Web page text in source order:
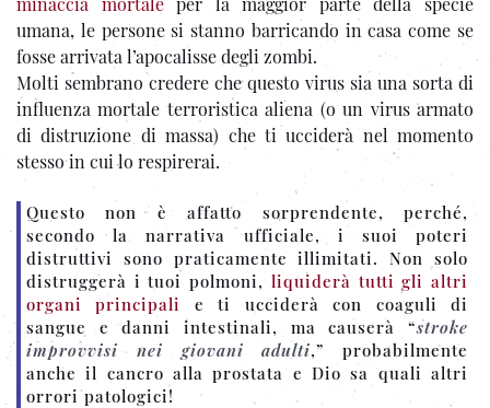
umana, le persone si stanno barricando in casa come se
fosse arrivata l’apocalisse degli zombi.
Molti sembrano credere che questo virus sia una sorta di
influenza mortale terroristica aliena (o un virus armato
di distruzione di massa) che ti ucciderà nel momento
stesso in cui lo respirerai.
Questo non è affatto sorprendente, perché,
secondo la narrativa ufficiale, i suoi poteri
distruttivi sono praticamente illimitati. Non solo
distruggerà i tuoi polmoni, liquiderà tutti gli altri
organi principali
e ti ucciderà con coaguli di
sangue e danni intestinali, ma causerà “stroke
improvvisi nei giovani adulti,” probabilmente
anche il cancro alla prostata e Dio sa quali altri
orrori patologici!